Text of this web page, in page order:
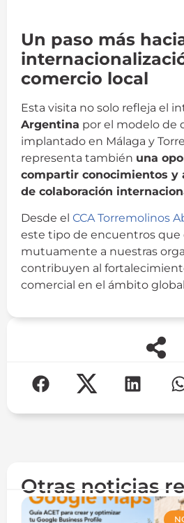
Un paso más
comercio local
Esta visita no solo refleja el
Argentina por el modelo de
implantado en Málaga y
representa también una
compartir conocimientos y
de colaboración
Desde el CCA Torremolinos
este tipo de encuentros que
mutuamente a nuestras
contribuyen al
comercial en el ámbito
Otras noticias